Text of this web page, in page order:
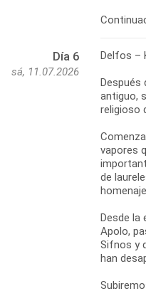
Día 6
sá, 11.07.2026
Delfos –
Después
antiguo,
religioso
vapores
de
Desde la
Apolo,
Sifnos y
han